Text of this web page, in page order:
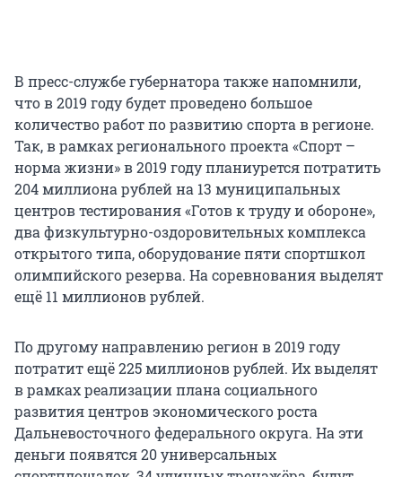
В пресс-службе губернатора также напомнили,
что в 2019 году будет проведено большое
количество работ по развитию спорта в регионе.
Так, в рамках регионального проекта «Спорт –
норма жизни» в 2019 году планиурется потратить
204 миллиона рублей на 13 муниципальных
центров тестирования «Готов к труду и обороне»,
два физкультурно-оздоровительных комплекса
открытого типа, оборудование пяти спортшкол
олимпийского резерва. На соревнования выделят
ещё 11 миллионов рублей.
По другому направлению регион в 2019 году
потратит ещё 225 миллионов рублей. Их выделят
в рамках реализации плана социального
развития центров экономического роста
Дальневосточного федерального округа. На эти
деньги появятся 20 универсальных